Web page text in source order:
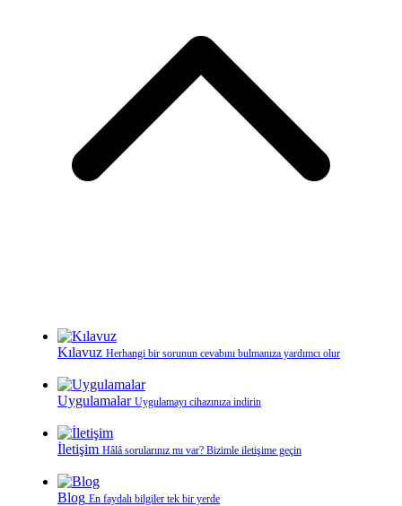
Kılavuz Herhangi bir sorunun cevabını bulmanıza yardımcı olur
Uygulamalar Uygulamayı cihazınıza indirin
İletişim Hâlâ sorularınız mı var? Bizimle iletişime geçin
Blog En faydalı bilgiler tek bir yerde